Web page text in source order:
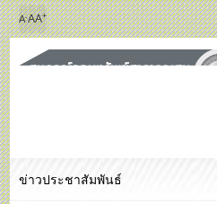
A-AA+
ข่าวประชาสัมพันธ์